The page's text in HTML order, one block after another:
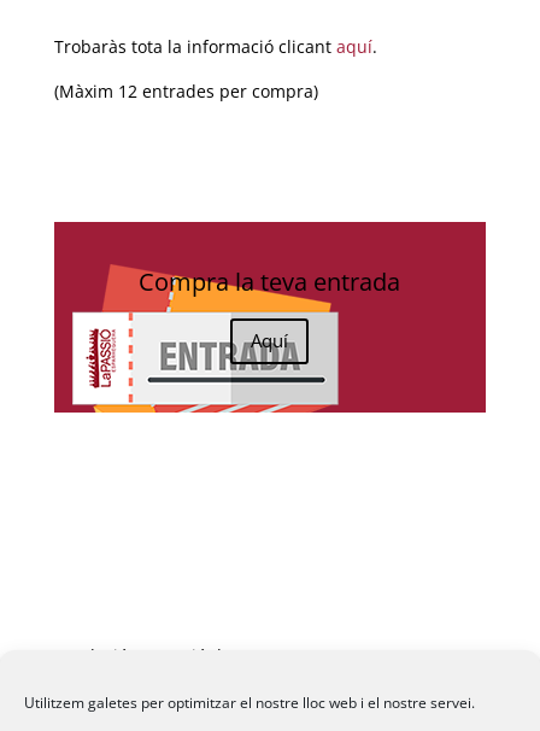
Utilitzem galetes per optimitzar el nostre lloc web i el nostre servei.
Trobaràs tota la informació clicant aquí.
(Màxim 12 entrades per compra)
Compra la teva entrada
Aquí
Fundació La Passió d’Esparreguera, 2026